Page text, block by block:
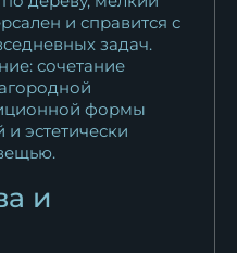
и справится с
задач.
сочетание
формы
эстетически
и